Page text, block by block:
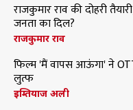
राजकुमार राव की दोहरी
जनता का दिल?
राजकुमार राव
फिल्म 'मैं वापस आऊंगा' ने
लुत्फ
इम्तियाज अली